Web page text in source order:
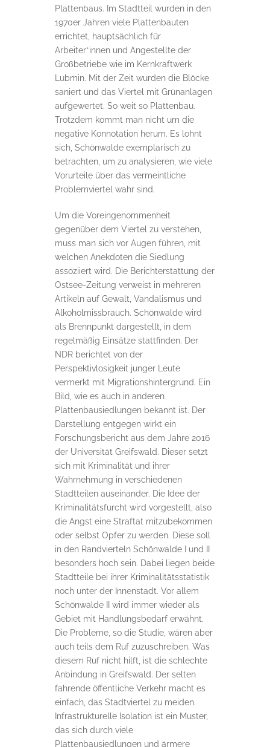
Plattenbaus. Im Stadtteil wurden in den
1970er Jahren viele Plattenbauten
errichtet, hauptsächlich für
Arbeiter*innen und Angestellte der
Großbetriebe wie im Kernkraftwerk
Lubmin. Mit der Zeit wurden die Blöcke
saniert und das Viertel mit Grünanlagen
aufgewertet. So weit so Plattenbau.
Trotzdem kommt man nicht um die
negative Konnotation herum. Es lohnt
sich, Schönwalde exemplarisch zu
betrachten, um zu analysieren, wie viele
Vorurteile über das vermeintliche
Problemviertel wahr sind.
Um die Voreingenommenheit
gegenüber dem Viertel zu verstehen,
muss man sich vor Augen führen, mit
welchen Anekdoten die Siedlung
assoziiert wird. Die Berichterstattung der
Ostsee-Zeitung verweist in mehreren
Artikeln auf Gewalt, Vandalismus und
Alkoholmissbrauch. Schönwalde wird
als Brennpunkt dargestellt, in dem
regelmäßig Einsätze stattfinden. Der
NDR berichtet von der
Perspektivlosigkeit junger Leute
vermerkt mit Migrationshintergrund. Ein
Bild, wie es auch in anderen
Plattenbausiedlungen bekannt ist. Der
Darstellung entgegen wirkt ein
Forschungsbericht aus dem Jahre 2016
der Universität Greifswald. Dieser setzt
sich mit Kriminalität und ihrer
Wahrnehmung in verschiedenen
Stadtteilen auseinander. Die Idee der
Kriminalitätsfurcht wird vorgestellt, also
die Angst eine Straftat mitzubekommen
oder selbst Opfer zu werden. Diese soll
in den Randvierteln Schönwalde I und II
besonders hoch sein. Dabei liegen beide
Stadtteile bei ihrer Kriminalitätsstatistik
noch unter der Innenstadt. Vor allem
Schönwalde II wird immer wieder als
Gebiet mit Handlungsbedarf erwähnt.
Die Probleme, so die Studie, wären aber
auch teils dem Ruf zuzuschreiben. Was
diesem Ruf nicht hilft, ist die schlechte
Anbindung in Greifswald. Der selten
fahrende öffentliche Verkehr macht es
einfach, das Stadtviertel zu meiden.
Infrastrukturelle Isolation ist ein Muster,
das sich durch viele
Plattenbausiedlungen und ärmere